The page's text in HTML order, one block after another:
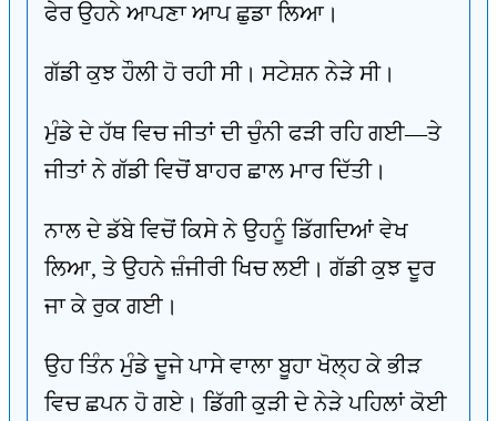
ਫੇਰ ਉਹਨੇ ਆਪਣਾ ਆਪ ਛੁਡਾ ਲਿਆ।
ਗੱਡੀ ਕੁਝ ਹੌਲੀ ਹੋ ਰਹੀ ਸੀ। ਸਟੇਸ਼ਨ ਨੇੜੇ ਸੀ।
ਮੁੰਡੇ ਦੇ ਹੱਥ ਵਿਚ ਜੀਤਾਂ ਦੀ ਚੁੰਨੀ ਫੜੀ ਰਹਿ ਗਈ—ਤੇ
ਜੀਤਾਂ ਨੇ ਗੱਡੀ ਵਿਚੋਂ ਬਾਹਰ ਛਾਲ ਮਾਰ ਦਿੱਤੀ।
ਨਾਲ ਦੇ ਡੱਬੇ ਵਿਚੋਂ ਕਿਸੇ ਨੇ ਉਹਨੂੰ ਡਿੱਗਦਿਆਂ ਵੇਖ
ਲਿਆ, ਤੇ ਉਹਨੇ ਜ਼ੰਜੀਰੀ ਖਿਚ ਲਈ। ਗੱਡੀ ਕੁਝ ਦੂਰ
ਜਾ ਕੇ ਰੁਕ ਗਈ।
ਉਹ ਤਿੰਨ ਮੁੰਡੇ ਦੂਜੇ ਪਾਸੇ ਵਾਲਾ ਬੂਹਾ ਖੋਲ੍ਹ ਕੇ ਭੀੜ
ਵਿਚ ਛਪਨ ਹੋ ਗਏ। ਡਿੱਗੀ ਕੁੜੀ ਦੇ ਨੇੜੇ ਪਹਿਲਾਂ ਕੋਈ